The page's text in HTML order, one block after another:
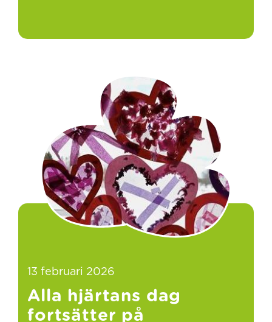
13 februari 2026
Alla hjärtans dag
fortsätter på